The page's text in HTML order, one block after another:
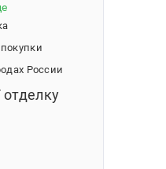
России